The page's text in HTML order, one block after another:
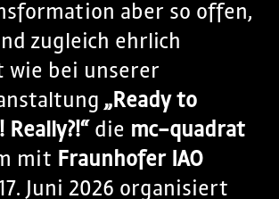
aber so offen,
zugleich ehrlich
wie bei unserer
„Ready to
die mc-quadrat
mit Fraunhofer IAO
Juni 2026 organisiert